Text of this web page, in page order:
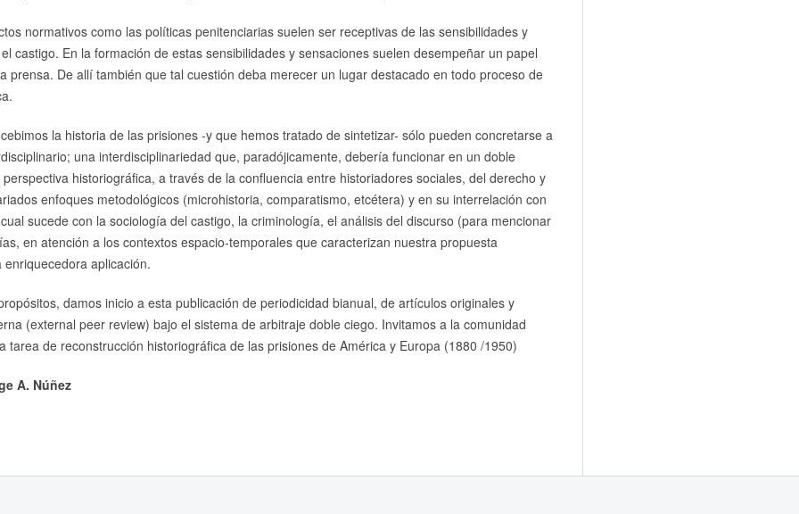
normativos como las políticas penitenciarias suelen ser receptivas de las sensibilidades y
castigo. En la formación de estas sensibilidades y sensaciones suelen desempeñar un papel
prensa. De allí también que tal cuestión deba merecer un lugar destacado en todo proceso de
la historia de las prisiones -y que hemos tratado de sintetizar- sólo pueden concretarse a
una interdisciplinariedad que, paradójicamente, debería funcionar en un doble
historiográfica, a través de la confluencia entre historiadores sociales, del derecho y
enfoques metodológicos (microhistoria, comparatismo, etcétera) y en su interrelación con
sucede con la sociología del castigo, la criminología, el análisis del discurso (para mencionar
en atención a los contextos espacio-temporales que caracterizan nuestra propuesta
aplicación.
damos inicio a esta publicación de periodicidad bianual, de artículos originales y
(external peer review) bajo el sistema de arbitraje doble ciego. Invitamos a la comunidad
tarea de reconstrucción historiográfica de las prisiones de América y Europa (1880 /1950)
A. Núñez